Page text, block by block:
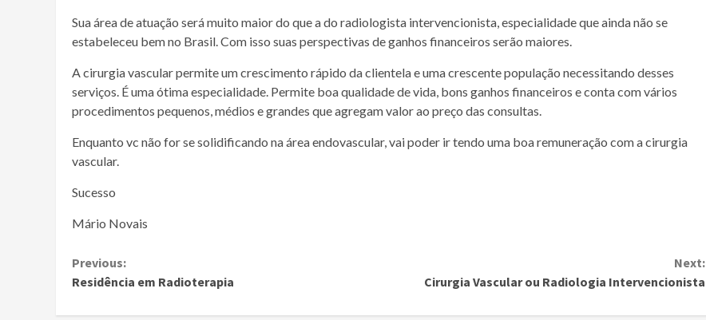
Sua área de atuação será muito maior do que a do radiologista intervencionista, especialidade que ainda não se
estabeleceu bem no Brasil. Com isso suas perspectivas de ganhos financeiros serão maiores.
A cirurgia vascular permite um crescimento rápido da clientela e uma crescente população necessitando desses
serviços. É uma ótima especialidade. Permite boa qualidade de vida, bons ganhos financeiros e conta com vários
procedimentos pequenos, médios e grandes que agregam valor ao preço das consultas.
Enquanto vc não for se solidificando na área endovascular, vai poder ir tendo uma boa remuneração com a cirurgia
vascular.
Sucesso
Mário Novais
Continue
Previous:
Residência em Radioterapia
Next:
Cirurgia Vascular ou Radiologia Intervencionista